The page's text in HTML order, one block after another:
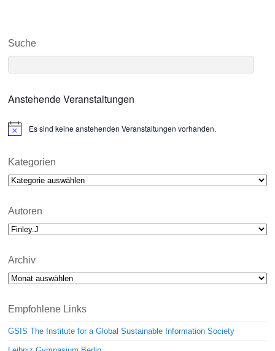
Suche
Anstehende Veranstaltungen
N
i
e
Es sind keine anstehenden Veranstaltungen vorhanden.
Kategorien
Kategorien
Autoren
Archiv
Archiv
Empfohlene Links
GSIS The Institute for a Global Sustainable Information Society